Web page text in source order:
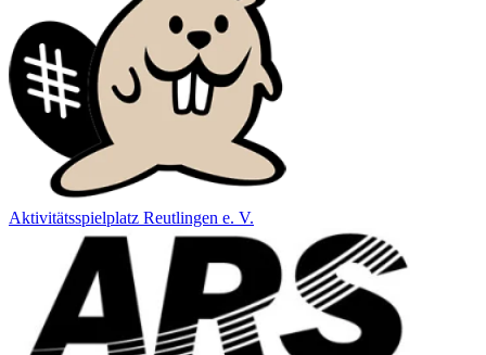
Aktivitätsspielplatz Reutlingen e. V.